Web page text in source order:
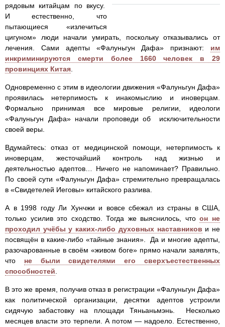
рядовым китайцам по вкусу.
И естественно, что
пытающиеся «излечиться
цигуном» люди начали умирать, поскольку отказывались от
лечения. Сами адепты «Фалуньгун Дафа» признают: им
инкриминируются смерти более 1660 человек в 29
провинциях Китая.
Одновременно с этим в идеологии движения «Фалуньгун Дафа»
проявилась нетерпимость к инакомыслию и иноверцам.
Формально принимая все мировые религии, идеологи
«Фалуньгун Дафа» начали проповеди об исключительности
своей веры.
Вдумайтесь: отказ от медицинской помощи, нетерпимость к
иноверцам, жесточайший контроль над жизнью и
деятельностью адептов… Ничего не напоминает? Правильно.
По своей сути «Фалуньгун Дафа» стремительно превращалась
в «Свидетелей Иеговы» китайского разлива.
А в 1998 году Ли Хунчжи и вовсе сбежал из страны в США,
только усилив это сходство. Тогда же выяснилось, чтоон не
проходил учёбы у каких-либо духовных наставников и не
посвящён в какие-либо «тайные знания». Да и многие адепты,
разочарованные в своём «живом боге» прямо начали заявлять,
что не были свидетелями его сверхъестественных
способностей.
В это же время, получив отказ в регистрации «Фалуньгун Дафа»
как политической организации, десятки адептов устроили
сидячую забастовку на площади Тяньаньмэнь. Несколько
месяцев власти это терпели. А потом — надоело. Естественно,